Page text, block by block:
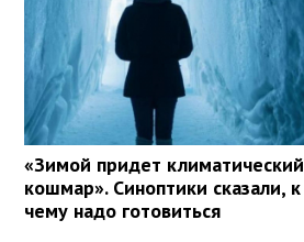
«Зимой придет климатический
кошмар». Синоптики сказали, к
чему надо готовиться